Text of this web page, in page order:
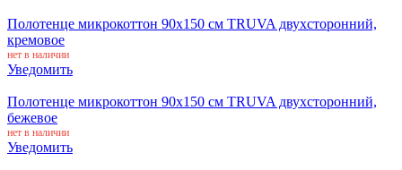
Полотенце микрокоттон 90x150 см TRUVA двухсторонний,
кремовое
нет в наличии
Уведомить
Полотенце микрокоттон 90x150 см TRUVA двухсторонний,
бежевое
нет в наличии
Уведомить